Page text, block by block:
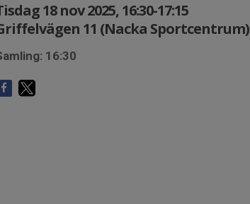
18 nov 2025, 16:30-17:15
11 (Nacka Sportcentrum)
16:30